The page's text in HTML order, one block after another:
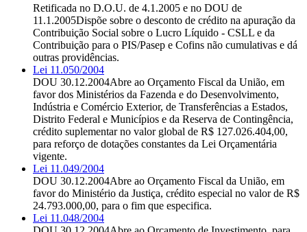
Retificada no D.O.U. de 4.1.2005 e no DOU de
11.1.2005Dispõe sobre o desconto de crédito na apuração da
Contribuição Social sobre o Lucro Líquido - CSLL e da
Contribuição para o PIS/Pasep e Cofins não cumulativas e dá
outras providências.
Lei 11.050/2004
DOU 30.12.2004Abre ao Orçamento Fiscal da União, em
favor dos Ministérios da Fazenda e do Desenvolvimento,
Indústria e Comércio Exterior, de Transferências a Estados,
Distrito Federal e Municípios e da Reserva de Contingência,
crédito suplementar no valor global de R$ 127.026.404,00,
para reforço de dotações constantes da Lei Orçamentária
vigente.
Lei 11.049/2004
DOU 30.12.2004Abre ao Orçamento Fiscal da União, em
favor do Ministério da Justiça, crédito especial no valor de R$
24.793.000,00, para o fim que especifica.
Lei 11.048/2004